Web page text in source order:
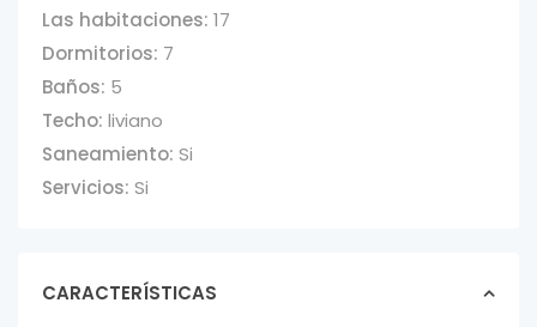
Las habitaciones: 17
Dormitorios: 7
Baños: 5
Techo: liviano
Saneamiento: Si
Servicios: Si
CARACTERÍSTICAS